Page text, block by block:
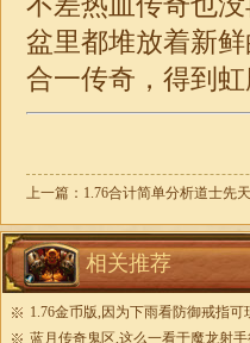
盆里都堆放着新
合一传奇 ，得到
上一篇： 1.76合计简单分析道士先
相关推荐
1.76金币版,因为下雨看防御戒指可
蓝月传奇鬼区,这么一看于魔龙射